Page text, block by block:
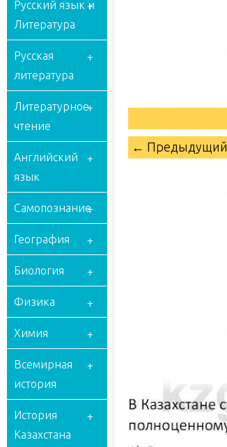
Русский язык и
Литература
Русская
литература
Литературное
чтение
Английский
язык
Самопознание
География
Биология
Физика
Химия
Всемирная
история
История
Казахстана
← Предыдущий